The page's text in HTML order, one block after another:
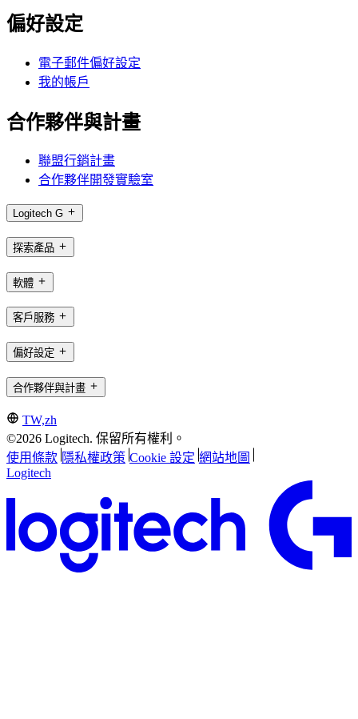
偏好設定
電子郵件偏好設定
我的帳戶
合作夥伴與計畫
聯盟行銷計畫
合作夥伴開發實驗室
Logitech G
探索產品
軟體
客戶服務
偏好設定
合作夥伴與計畫
TW,zh
©2026 Logitech. 保留所有權利。
使用條款 隱私權政策 Cookie 設定 網站地圖
Logitech